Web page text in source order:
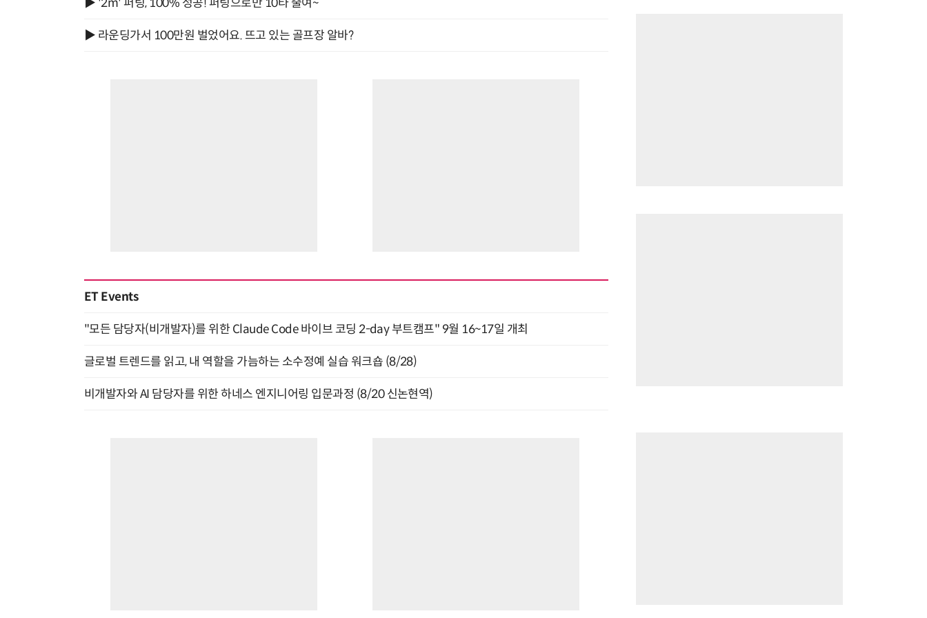
▶ '2m' 퍼팅, 100% 성공! 퍼팅으로만 10타 줄여~
▶ 라운딩가서 100만원 벌었어요. 뜨고 있는 골프장 알바?
ET Events
"모든 담당자(비개발자)를 위한 Claude Code 바이브 코딩 2-day 부트캠프" 9월 16~17일 개최
글로벌 트렌드를 읽고, 내 역할을 가늠하는 소수정예 실습 워크숍 (8/28)
비개발자와 AI 담당자를 위한 하네스 엔지니어링 입문과정 (8/20 신논현역)